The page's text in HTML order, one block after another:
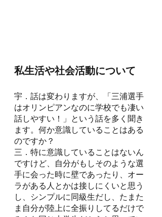
私生活や社会活動について
宇．話は変わりますが、「三浦選手
はオリンピアンなのに学校でも凄い
話しやすい！」という話を多く聞き
ます。何か意識していることはある
のですか？
三．特に意識していることはないん
ですけど、自分がもしそのような選
手に会った時に壁であったり、オー
ラがある人とかは接しにくいと思う
し、シンプルに同級生だし、たまた
ま自分が陸上に全振りしてるだけで